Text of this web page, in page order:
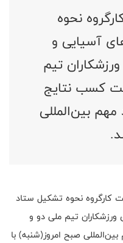
نحوه
آسیایی و
تیم
کسب نتایج
بین‌المللی
کارگروه نحوه تشکیل ستاد
تیم ملی دو و
صبح امروز(شنبه) با